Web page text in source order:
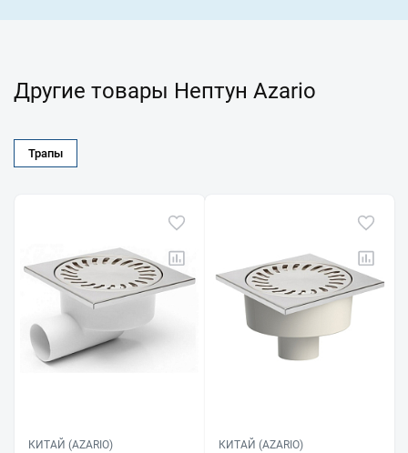
Другие товары Нептун Azario
Трапы
КИТАЙ (AZARIO) КИТАЙ (AZARIO)